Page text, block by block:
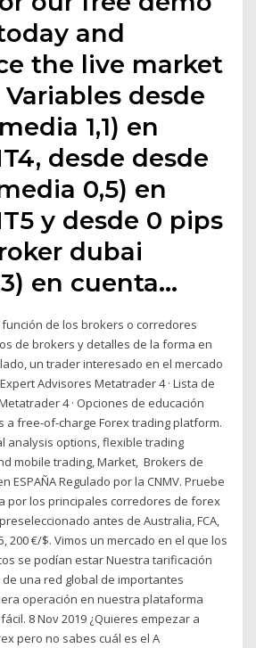
and
the live market
desde
1,1) en
desde desde
0,5) en
y desde 0 pips
dubai
en cuenta…
función de los brokers o corredores
de brokers y detalles de la forma en
un trader interesado en el mercado
Advisores Metatrader 4 · Lista de
4 · Opciones de educación
a free-of-charge Forex trading platform.
analysis options, flexible trading
mobile trading, Market, Brokers de
ESPAÑA Regulado por la CNMV. Pruebe
por los principales corredores de forex
antes de Australia, FCA,
200 €/$. Vimos un mercado en el que los
se podían estar Nuestra tarificación
una red global de importantes
operación en nuestra plataforma
8 Nov 2019 ¿Quieres empezar a
pero no sabes cuál es el A